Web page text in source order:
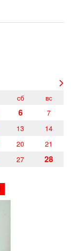
сб вс
6 7
13 14
20 21
27 28